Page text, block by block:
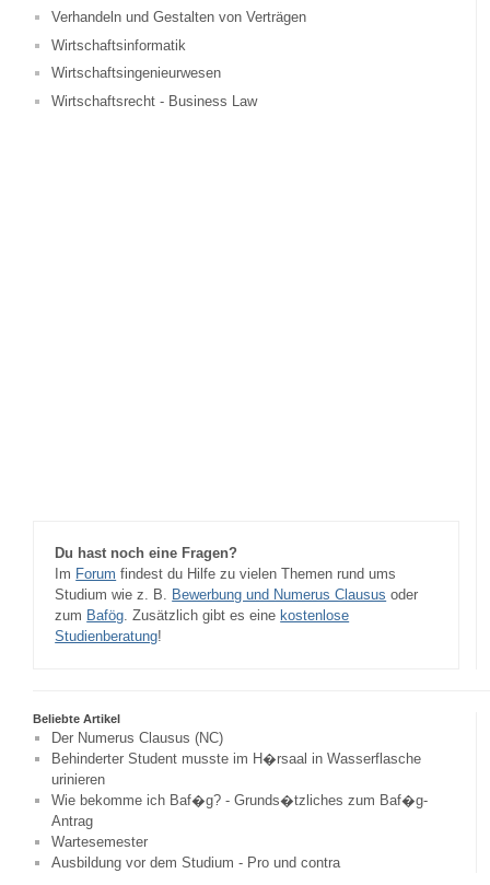
Verhandeln und Gestalten von Verträgen
Wirtschaftsinformatik
Wirtschaftsingenieurwesen
Wirtschaftsrecht - Business Law
Du hast noch eine Fragen?
Im Forum findest du Hilfe zu vielen Themen rund ums
Studium wie z. B. Bewerbung und Numerus Clausus oder
zum Bafög. Zusätzlich gibt es eine kostenlose
Studienberatung!
Beliebte Artikel
Der Numerus Clausus (NC)
Behinderter Student musste im H�rsaal in Wasserflasche
urinieren
Wie bekomme ich Baf�g? - Grunds�tzliches zum Baf�g-
Antrag
Wartesemester
Ausbildung vor dem Studium - Pro und contra